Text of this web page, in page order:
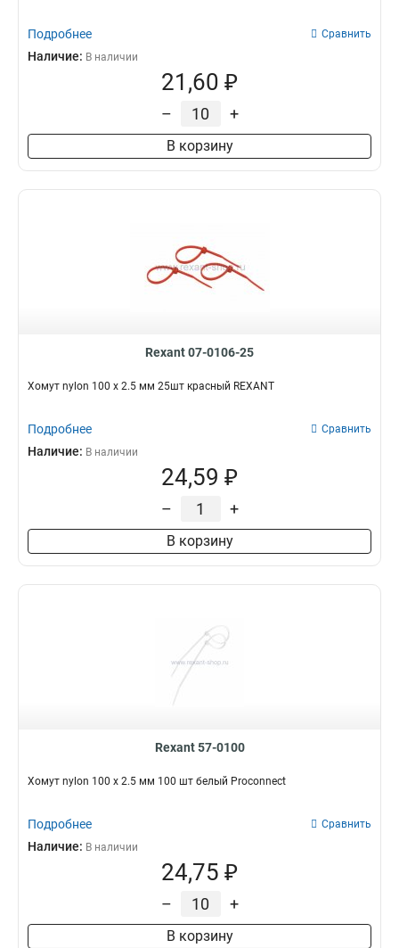
Подробнее Сравнить
Наличие: В наличии
21,60 ₽
– +
В корзину
Rexant 07-0106-25
Хомут nylon 100 х 2.5 мм 25шт красный REXANT
Подробнее Сравнить
Наличие: В наличии
24,59 ₽
– +
В корзину
Rexant 57-0100
Хомут nylon 100 х 2.5 мм 100 шт белый Proconnect
Подробнее Сравнить
Наличие: В наличии
24,75 ₽
– +
В корзину